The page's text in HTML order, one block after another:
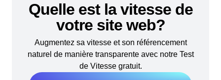
Quelle est la vitesse de
votre site web?
Augmentez sa vitesse et son référencement
naturel de manière transparente avec notre Test
de Vitesse gratuit.